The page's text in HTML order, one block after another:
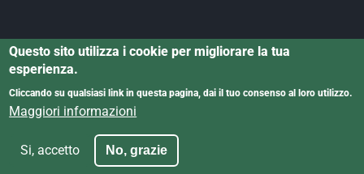
Informativa dati personali
Questo sito utilizza i cookie per migliorare la tua
esperienza.
Cliccando su qualsiasi link in questa pagina, dai il tuo consenso al loro utilizzo.
Maggiori informazioni
Si, accetto No, grazie